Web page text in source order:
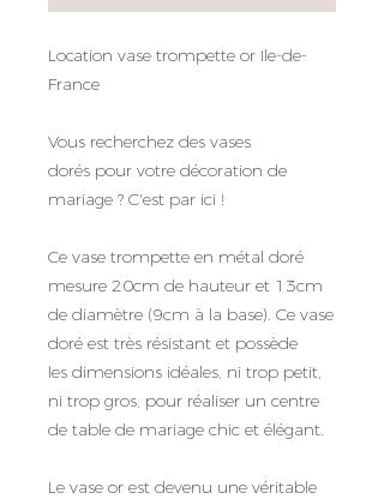
Location vase trompette or Ile-de-
France
Vous recherchez des vases
dorés pour votre décoration de
mariage ? C'est par ici !
Ce vase trompette en métal doré
mesure 20cm de hauteur et 13cm
de diamètre (9cm à la base). Ce vase
doré est très résistant et possède
les dimensions idéales, ni trop petit,
ni trop gros, pour réaliser un centre
de table de mariage chic et élégant.
Le vase or est devenu une véritable